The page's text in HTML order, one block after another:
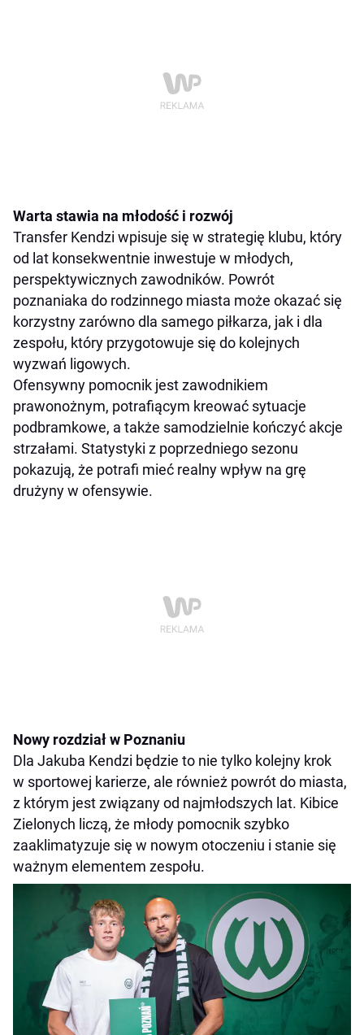
Warta stawia na młodość i rozwój
Transfer Kendzi wpisuje się w strategię klubu, który
od lat konsekwentnie inwestuje w młodych,
perspektywicznych zawodników. Powrót
poznaniaka do rodzinnego miasta może okazać się
korzystny zarówno dla samego piłkarza, jak i dla
zespołu, który przygotowuje się do kolejnych
wyzwań ligowych.
Ofensywny pomocnik jest zawodnikiem
prawonożnym, potrafiącym kreować sytuacje
podbramkowe, a także samodzielnie kończyć akcje
strzałami. Statystyki z poprzedniego sezonu
pokazują, że potrafi mieć realny wpływ na grę
drużyny w ofensywie.
Nowy rozdział w Poznaniu
Dla Jakuba Kendzi będzie to nie tylko kolejny krok
w sportowej karierze, ale również powrót do miasta,
z którym jest związany od najmłodszych lat. Kibice
Zielonych liczą, że młody pomocnik szybko
zaaklimatyzuje się w nowym otoczeniu i stanie się
ważnym elementem zespołu.